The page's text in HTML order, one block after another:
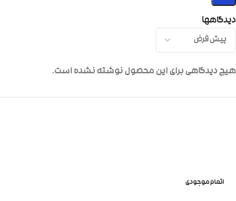
دیدگاهها
هیچ دیدگاهی برای این محصول نوشته نشده است.
اتمام موجودی